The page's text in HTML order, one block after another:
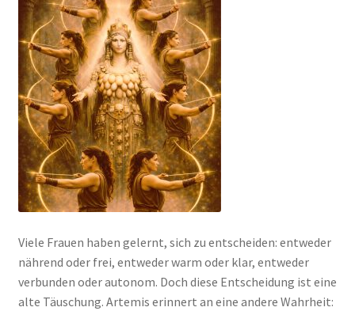
Viele Frauen haben gelernt, sich zu entscheiden: entweder
nährend oder frei, entweder warm oder klar, entweder
verbunden oder autonom. Doch diese Entscheidung ist eine
alte Täuschung. Artemis erinnert an eine andere Wahrheit: